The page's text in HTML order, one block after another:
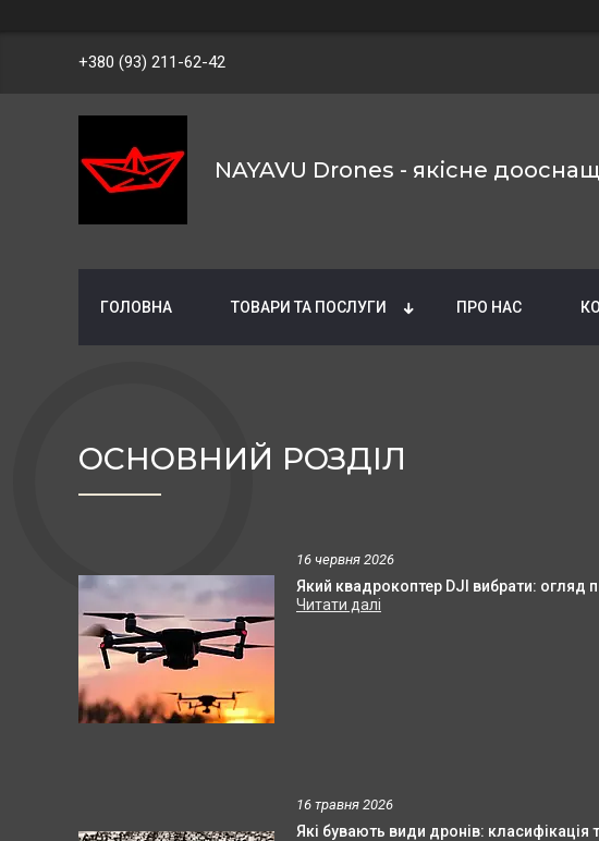
+380 (93) 211-62-42
NAYAVU Drones - якісне
ГОЛОВНА ТОВАРИ ТА ПОСЛУГИ ПРО НАС
ОСНОВНИЙ РОЗДІЛ
16 червня 2026
Який квадрокоптер DJI вибрати:
16 травня 2026
Які бувають види дронів: